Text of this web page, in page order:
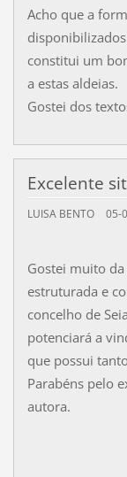
Acho que a
constitui um
a estas aldeias.
Gostei dos
Excelente
LUISA BENTO 05-
Gostei muito
estruturada e
concelho de
potenciará a
que possui
Parabéns pelo
autora.